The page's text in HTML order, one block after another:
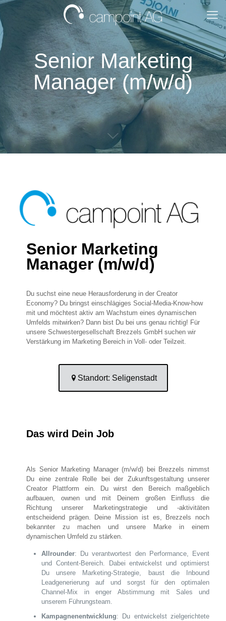
Senior Marketing
Manager (m/w/d)
Senior Marketing
Manager (m/w/d)
Du suchst eine neue Herausforderung in der Creator
Economy? Du bringst einschlägiges Social-Media-Know-how
mit und möchtest aktiv am Wachstum eines dynamischen
Umfelds mitwirken? Dann bist Du bei uns genau richtig! Für
unsere Schwestergesellschaft Brezzels GmbH suchen wir
Verstärkung im Marketing Bereich in Voll- oder Teilzeit.
Standort: Seligenstadt
Das wird Dein Job
Als Senior Marketing Manager (m/w/d) bei Brezzels nimmst
Du eine zentrale Rolle bei der Zukunftsgestaltung unserer
Creator Plattform ein. Du wirst den Bereich maßgeblich
aufbauen, ownen und mit Deinem großen Einfluss die
Richtung unserer Marketingstrategie und -aktivitäten
entscheidend prägen. Deine Mission ist es, Brezzels noch
bekannter zu machen und unsere Marke in einem
dynamischen Umfeld zu stärken.
Allrounder: Du verantwortest den Performance, Event
und Content-Bereich. Dabei entwickelst und optimierst
Du unsere Marketing-Strategie, baust die Inbound
Leadgenerierung auf und sorgst für den optimalen
Channel-Mix in enger Abstimmung mit Sales und
unserem Führungsteam.
Kampagnenentwicklung: Du entwickelst zielgerichtete